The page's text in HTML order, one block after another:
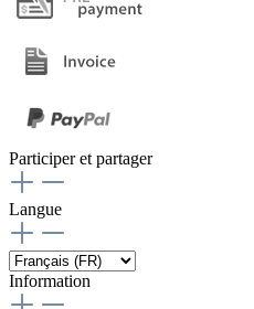
Participer et partager
Langue
Information